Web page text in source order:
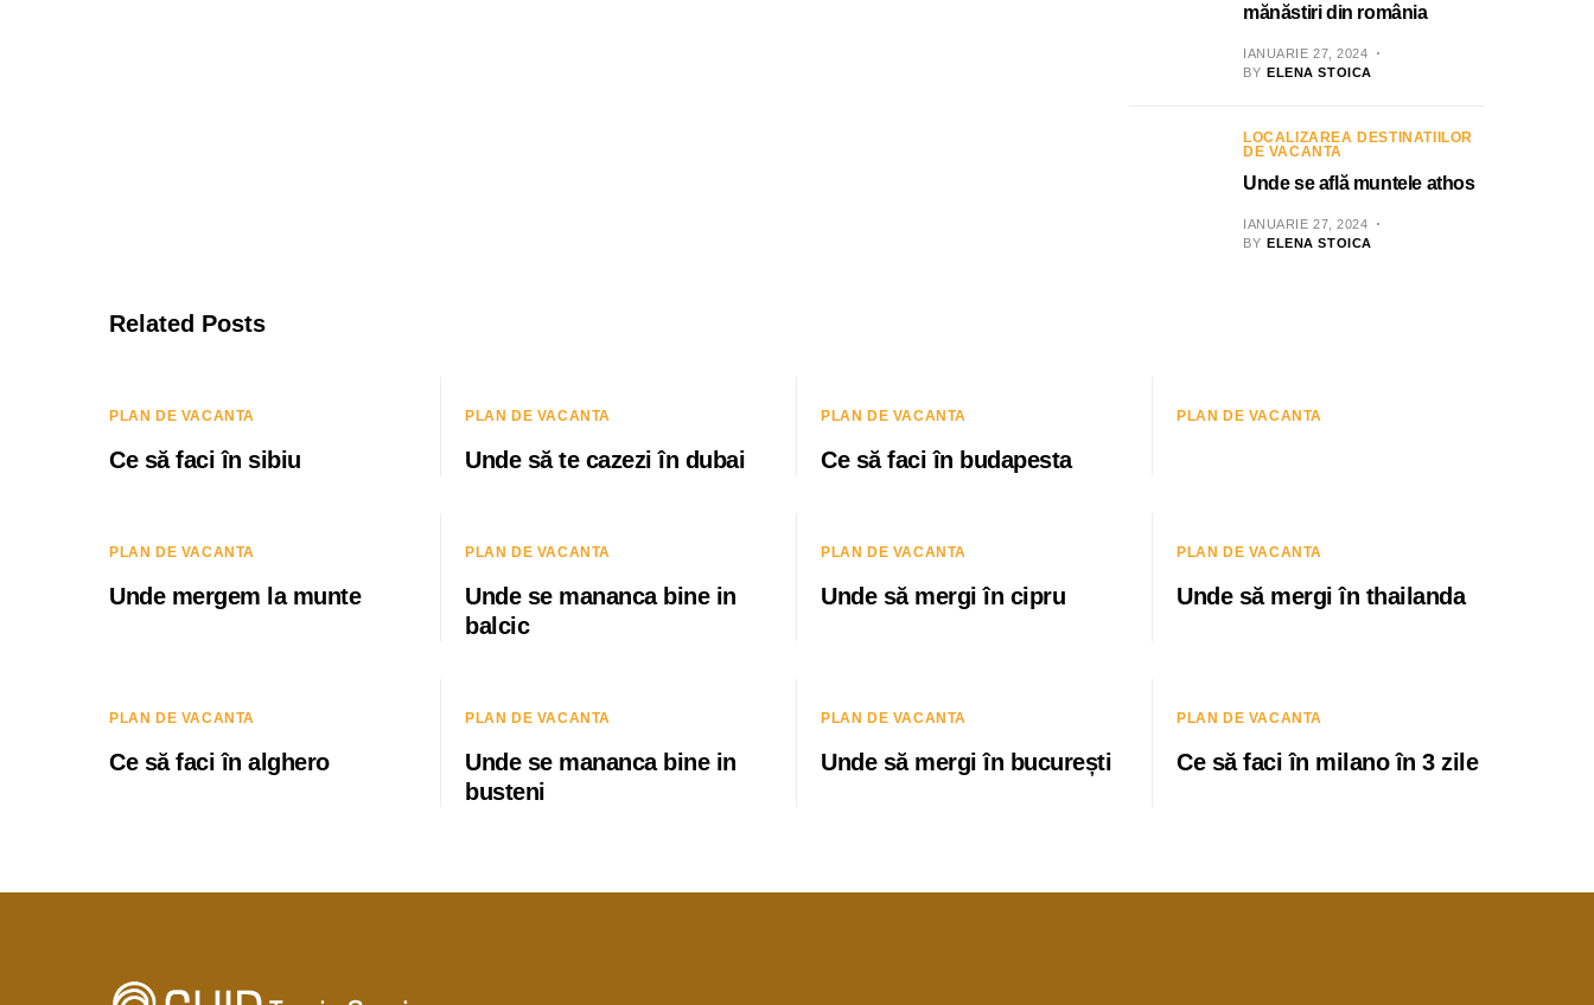
mănăstiri din românia
IANUARIE 27, 2024
BY ELENA STOICA
LOCALIZAREA DESTINATIILOR
DE VACANTA
Unde se află muntele athos
IANUARIE 27, 2024
BY ELENA STOICA
Related Posts
PLAN DE VACANTA
Ce să faci în sibiu
PLAN DE VACANTA
Unde să te cazezi în dubai
PLAN DE VACANTA
Ce să faci în budapesta
PLAN DE VACANTA
PLAN DE VACANTA
Unde mergem la munte
PLAN DE VACANTA
Unde se mananca bine in
balcic
PLAN DE VACANTA
Unde să mergi în cipru
PLAN DE VACANTA
Unde să mergi în thailanda
PLAN DE VACANTA
Ce să faci în alghero
PLAN DE VACANTA
Unde se mananca bine in
busteni
PLAN DE VACANTA
Unde să mergi în bucurești
PLAN DE VACANTA
Ce să faci în milano în 3 zile